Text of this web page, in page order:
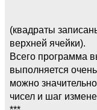
(квадраты
верхней ячейки).
Всего программа
выполняется
можно
чисел и шаг